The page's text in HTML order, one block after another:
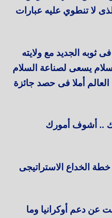
لا تنطوي عليه عبارات
ثوبه الجديد مع ولايته
يسعى لصناعة السلام
أملا فى حصد جائزة
.. أشوف أمورك
الخداع الاستراتيجى
عن دعم أوكرانيا وما